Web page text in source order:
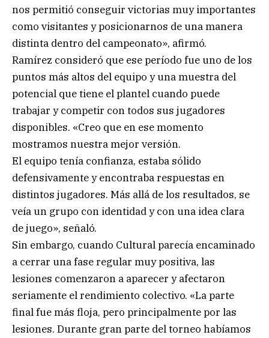
nos permitió conseguir victorias muy importantes
como visitantes y posicionarnos de una manera
distinta dentro del campeonato», afirmó.
Ramírez consideró que ese período fue uno de los
puntos más altos del equipo y una muestra del
potencial que tiene el plantel cuando puede
trabajar y competir con todos sus jugadores
disponibles. «Creo que en ese momento
mostramos nuestra mejor versión.
El equipo tenía confianza, estaba sólido
defensivamente y encontraba respuestas en
distintos jugadores. Más allá de los resultados, se
veía un grupo con identidad y con una idea clara
de juego», señaló.
Sin embargo, cuando Cultural parecía encaminado
a cerrar una fase regular muy positiva, las
lesiones comenzaron a aparecer y afectaron
seriamente el rendimiento colectivo. «La parte
final fue más floja, pero principalmente por las
lesiones. Durante gran parte del torneo habíamos